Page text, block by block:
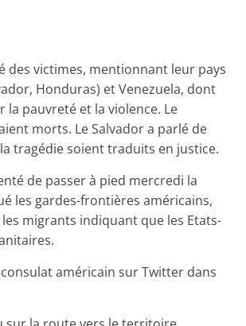
des victimes, mentionnant leur pays
Honduras) et Venezuela, dont
pauvreté et la violence. Le
morts. Le Salvador a parlé de
tragédie soient traduits en justice.
de passer à pied mercredi la
les gardes-frontières américains,
migrants indiquant que les Etats-
américain sur Twitter dans